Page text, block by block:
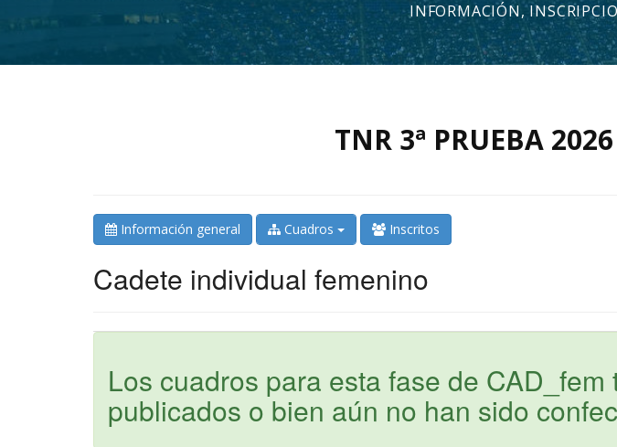
INFORMACIÓN,
TNR 3ª PRUEBA 2026
Información general Cuadros Inscritos
Cadete individual femenino
Los cuadros para esta fase de CAD_fem
publicados o bien aún no han sido